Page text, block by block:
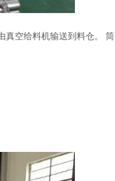
空给料机输送到料仓。